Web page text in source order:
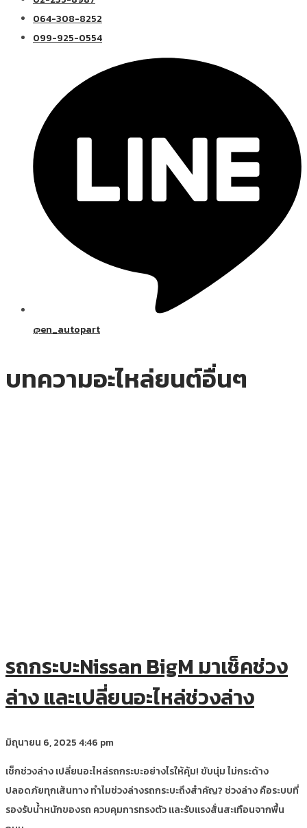
064-308-8252
099-925-0554
@en_autopart
บทความอะไหล่ยนต์อื่นๆ
รถกระบะNissan BigM มาเช็คช่วง
ล่าง และเปลี่ยนอะไหล่ช่วงล่าง
มิถุนายน 6, 20254:46 pm
เช็กช่วงล่าง เปลี่ยนอะไหล่รถกระบะอย่างไรให้คุ้ม! ขับนุ่ม ไม่กระด้าง
ปลอดภัยทุกเส้นทาง ทำไมช่วงล่างรถกระบะถึงสำคัญ? ช่วงล่าง คือระบบที่
รองรับน้ำหนักของรถ ควบคุมการทรงตัว และรับแรงสั่นสะเทือนจากพื้น